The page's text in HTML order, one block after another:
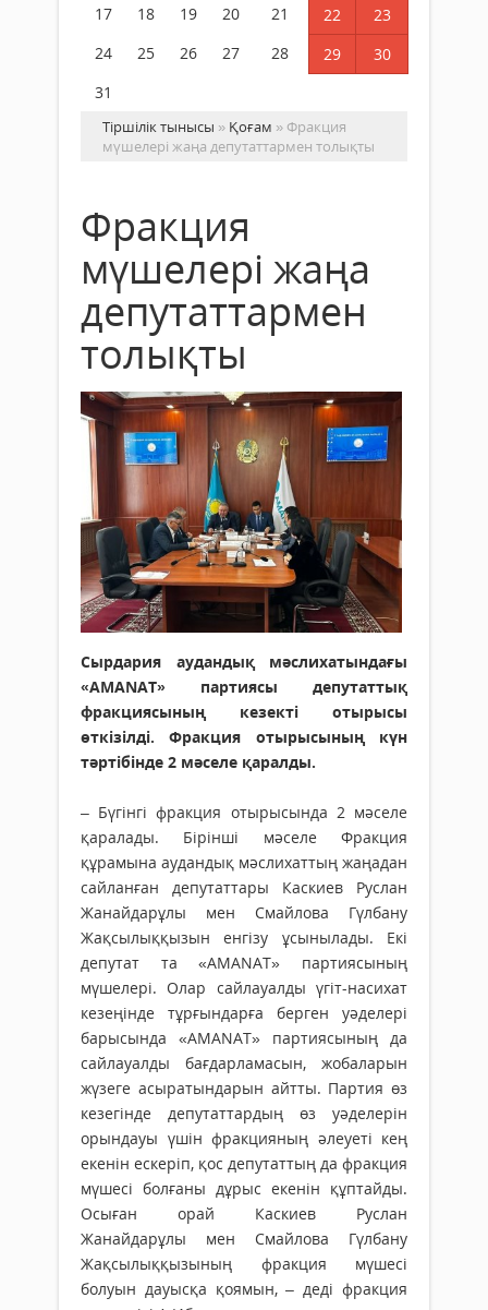
17
18 19 20 21 22
23
24
25 26 27 28 29
30
31
Тіршілік тынысы » Қоғам » Фракция
мүшелері жаңа депутаттармен толықты
Фракция
мүшелері жаңа
депутаттармен
толықты
Сырдария аудандық мәслихатындағы
«AMANAT» партиясы депутаттық
фракциясының кезекті отырысы
өткізілді. Фракция отырысының күн
тәртібінде 2 мәселе қаралды.
– Бүгінгі фракция отырысында 2 мәселе
қаралады. Бірінші мәселе Фракция
құрамына аудандық мәслихаттың жаңадан
сайланған депутаттары Каскиев Руслан
Жанайдарұлы мен Смайлова Гүлбану
Жақсылыққызын енгізу ұсынылады. Екі
депутат та «AMANAT» партиясының
мүшелері. Олар сайлауалды үгіт-насихат
кезеңінде тұрғындарға берген уәделері
барысында «AMANAT» партиясының да
сайлауалды бағдарламасын, жобаларын
жүзеге асыратындарын айтты. Партия өз
кезегінде депутаттардың өз уәделерін
орындауы үшін фракцияның әлеуеті кең
екенін ескеріп, қос депутаттың да фракция
мүшесі болғаны дұрыс екенін құптайды.
Осыған орай Каскиев Руслан
Жанайдарұлы мен Смайлова Гүлбану
Жақсылыққызының фракция мүшесі
болуын дауысқа қоямын, – деді фракция